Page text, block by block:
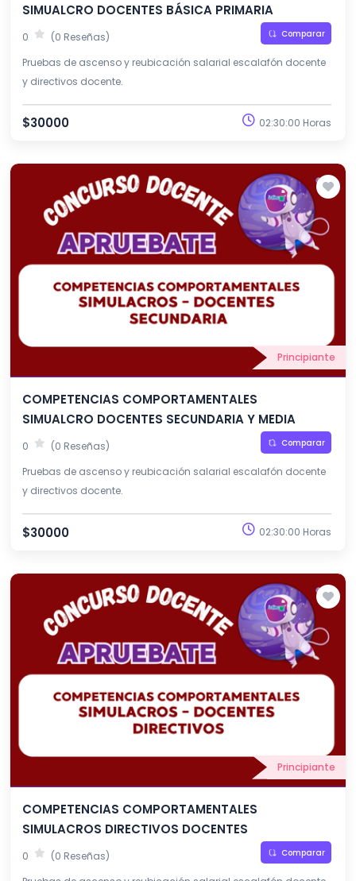
SIMUALCRO DOCENTES BÁSICA PRIMARIA
0 (0 Reseñas) Comparar
Pruebas de ascenso y reubicación salarial escalafón docente
y directivos docente.
$30000 02:30:00 Horas
Principiante
COMPETENCIAS COMPORTAMENTALES
SIMUALCRO DOCENTES SECUNDARIA Y MEDIA
0 (0 Reseñas) Comparar
Pruebas de ascenso y reubicación salarial escalafón docente
y directivos docente.
$30000 02:30:00 Horas
Principiante
COMPETENCIAS COMPORTAMENTALES
SIMULACROS DIRECTIVOS DOCENTES
0 (0 Reseñas) Comparar